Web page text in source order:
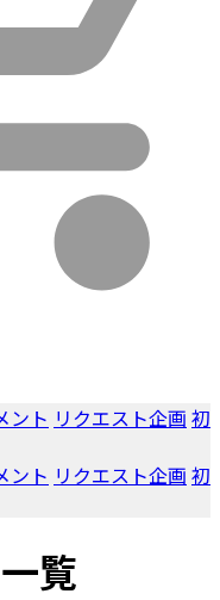
ント リクエスト企画 初
ント リクエスト企画 初
覧